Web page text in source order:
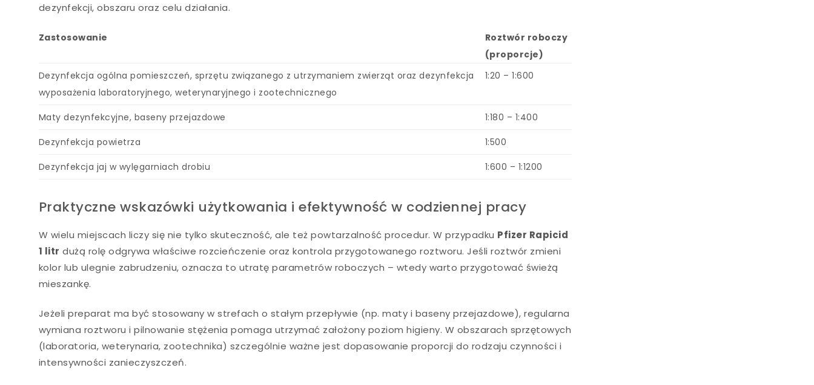
dezynfekcji, obszaru oraz celu działania.
Zastosowanie
Roztwór roboczy
(proporcje)
Dezynfekcja ogólna pomieszczeń, sprzętu związanego z utrzymaniem zwierząt oraz dezynfekcja
wyposażenia laboratoryjnego, weterynaryjnego i zootechnicznego
1:20 – 1:600
Maty dezynfekcyjne, baseny przejazdowe 1:180 – 1:400
Dezynfekcja powietrza 1:500
Dezynfekcja jaj w wylęgarniach drobiu 1:600 – 1:1200
Praktyczne wskazówki użytkowania i efektywność w codziennej pracy
W wielu miejscach liczy się nie tylko skuteczność, ale też powtarzalność procedur. W przypadku Pfizer Rapicid
1 litr dużą rolę odgrywa właściwe rozcieńczenie oraz kontrola przygotowanego roztworu. Jeśli roztwór zmieni
kolor lub ulegnie zabrudzeniu, oznacza to utratę parametrów roboczych – wtedy warto przygotować świeżą
mieszankę.
Jeżeli preparat ma być stosowany w strefach o stałym przepływie (np. maty i baseny przejazdowe), regularna
wymiana roztworu i pilnowanie stężenia pomaga utrzymać założony poziom higieny. W obszarach sprzętowych
(laboratoria, weterynaria, zootechnika) szczególnie ważne jest dopasowanie proporcji do rodzaju czynności i
intensywności zanieczyszczeń.